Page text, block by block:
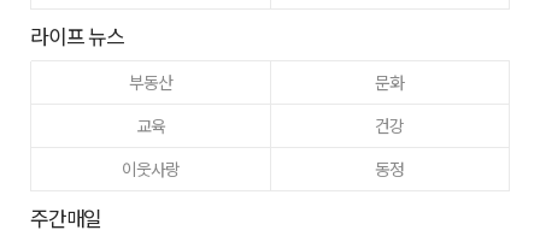
라이프 뉴스
부동산
문화
교육
건강
이웃사랑
동정
주간매일